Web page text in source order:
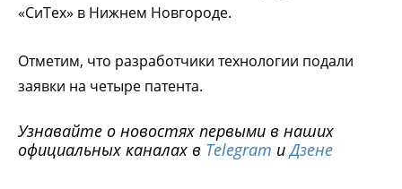
«СиТех» в Нижнем Новгороде.
Отметим, что разработчики технологии подали
заявки на четыре патента.
Узнавайте о новостях первыми в наших
официальных каналах в Telegram иДзене